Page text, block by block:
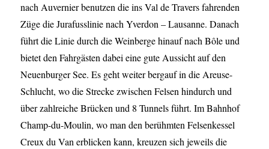
nach Auvernier benutzen die ins Val de Travers fahrenden
Züge die Jurafusslinie nach Yverdon – Lausanne. Danach
führt die Linie durch die Weinberge hinauf nach Bôle und
bietet den Fahrgästen dabei eine gute Aussicht auf den
Neuenburger See. Es geht weiter bergauf in die Areuse-
Schlucht, wo die Strecke zwischen Felsen hindurch und
über zahlreiche Brücken und 8 Tunnels führt. Im Bahnhof
Champ-du-Moulin, wo man den berühmten Felsenkessel
Creux du Van erblicken kann, kreuzen sich jeweils die